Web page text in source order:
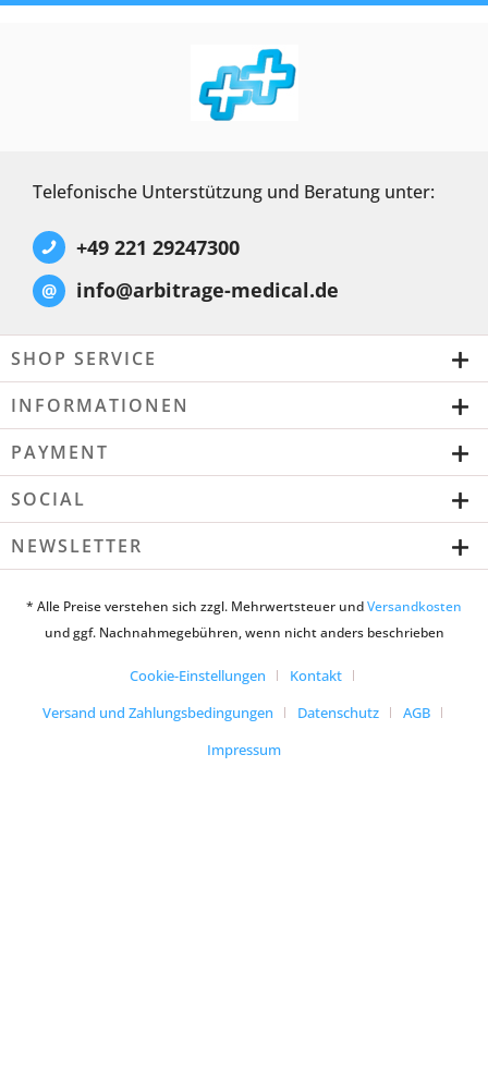
Telefonische Unterstützung und Beratung unter:
+49 221 29247300
@ info@arbitrage-medical.de
SHOP SERVICE
INFORMATIONEN
PAYMENT
SOCIAL
NEWSLETTER
* Alle Preise verstehen sich zzgl. Mehrwertsteuer undVersandkosten
und ggf. Nachnahmegebühren, wenn nicht anders beschrieben
Cookie-Einstellungen
Kontakt
Versand und Zahlungsbedingungen
Datenschutz
AGB
Impressum